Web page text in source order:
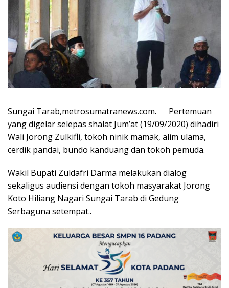
Sungai Tarab,metrosumatranews.com. Pertemuan
yang digelar selepas shalat Jum’at (19/09/2020) dihadiri
Wali Jorong Zulkifli, tokoh ninik mamak, alim ulama,
cerdik pandai, bundo kanduang dan tokoh pemuda.
Wakil Bupati Zuldafri Darma melakukan dialog
sekaligus audiensi dengan tokoh masyarakat Jorong
Koto Hiliang Nagari Sungai Tarab di Gedung
Serbaguna setempat..